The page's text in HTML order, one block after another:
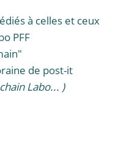
à celles et ceux
PFF
de post-it
Labo... )